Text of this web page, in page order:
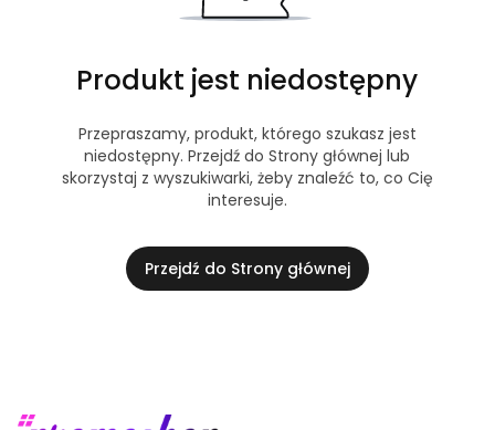
Produkt jest niedostępny
Przepraszamy, produkt, którego szukasz jest
niedostępny. Przejdź do Strony głównej lub
skorzystaj z wyszukiwarki, żeby znaleźć to, co Cię
interesuje.
Przejdź do Strony głównej